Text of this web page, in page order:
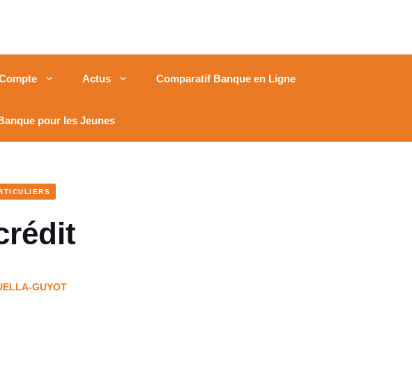
Actus Comparatif Banque en Ligne
pour les Jeunes
GUYOT